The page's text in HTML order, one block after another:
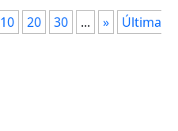
10 20 30 ... »
Última